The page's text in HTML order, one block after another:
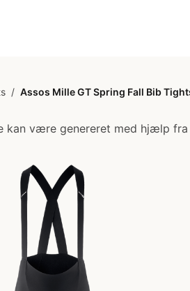
/ Assos Mille GT Spring Fall Bib
kan være genereret med hjælp fra